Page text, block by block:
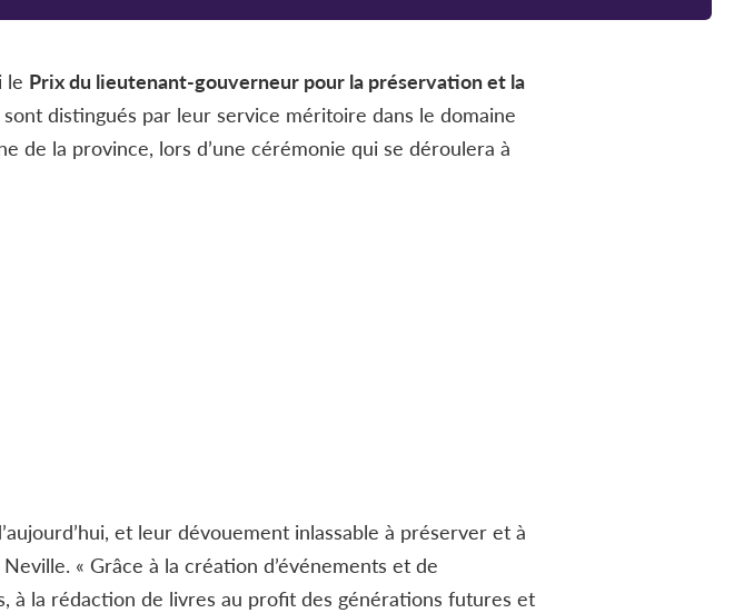
le Prix du lieutenant-gouverneur pour la préservation et la
distingués par leur service méritoire dans le domaine
de la province, lors d’une cérémonie qui se déroulera à
et leur dévouement inlassable à préserver et à
« Grâce à la création d’événements et de
à la rédaction de livres au profit des générations futures et